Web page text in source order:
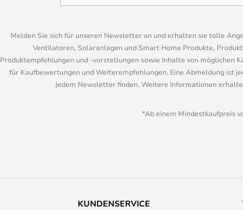
Melden Sie sich für unseren Newsletter an und erhalten sie tolle
Ventilatoren, Solaranlagen und Smart Home Produkte,
Produktempfehlungen und -vorstellungen sowie Inhalte von möglichen
für Kaufbewertungen und Weiterempfehlungen. Eine Abmeldung ist
jedem Newsletter finden. Weitere Informationen
*Ab einem Mindestkaufpreis
KUNDENSERVICE